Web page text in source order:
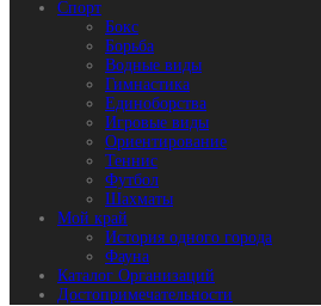
Спорт
Бокс
Борьба
Водные виды
Гимнастика
Единоборства
Игровые виды
Ориентирование
Теннис
Футбол
Шахматы
Мой край
История одного города
Фауна
Каталог Организаций
Достопримечательности